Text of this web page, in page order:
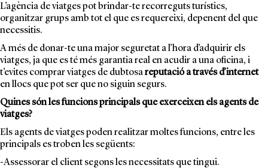
L’agència de viatges pot brindar-te recorreguts turístics,
organitzar grups amb tot el que es requereixi, depenent del que
necessitis.
A més de donar-te una major seguretat a l’hora d’adquirir els
viatges, ja que es té més garantia real en acudir a una oficina, i
t’evites comprar viatges de dubtosareputació a través d’internet
en llocs que pot ser que no siguin segurs.
Quines són les funcions principals que exerceixen els agents de
viatges?
Els agents de viatges poden realitzar moltes funcions, entre les
principals es troben les següents:
-Assessorar el client segons les necessitats que tingui.